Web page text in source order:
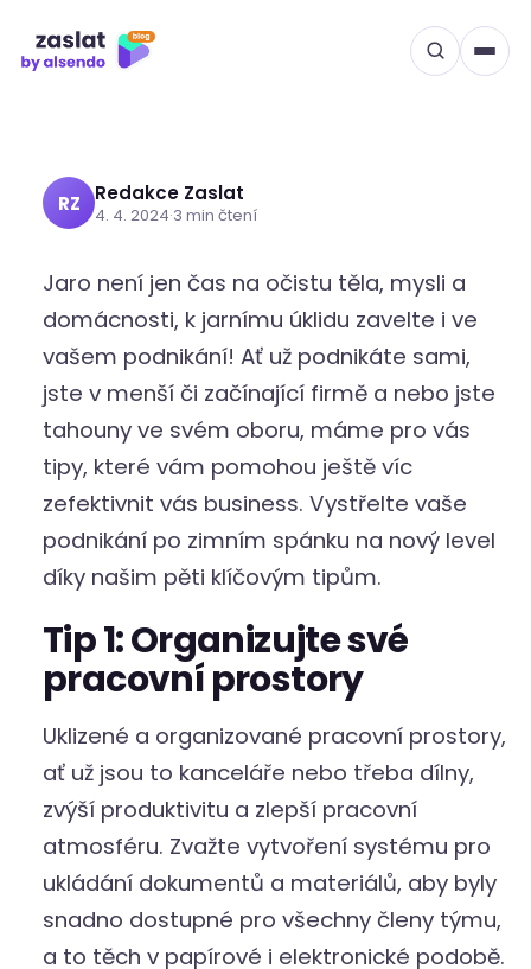
obsah5 tipů, jak na jarní úklid ve
vašem businessu
RZ Redakce Zaslat
4. 4. 2024·3 min čtení
Jaro není jen čas na očistu těla, mysli a
domácnosti, k jarnímu úklidu zavelte i ve
vašem podnikání! Ať už podnikáte sami,
jste v menší či začínající firmě a nebo jste
tahouny ve svém oboru, máme pro vás
tipy, které vám pomohou ještě víc
zefektivnit vás business. Vystřelte vaše
podnikání po zimním spánku na nový level
díky našim pěti klíčovým tipům.
Tip 1: Organizujte své
pracovní prostory
Uklizené a organizované pracovní prostory,
ať už jsou to kanceláře nebo třeba dílny,
zvýší produktivitu a zlepší pracovní
atmosféru. Zvažte vytvoření systému pro
ukládání dokumentů a materiálů, aby byly
snadno dostupné pro všechny členy týmu,
a to těch v papírové i elektronické podobě.